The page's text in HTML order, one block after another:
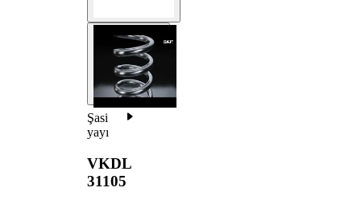
Şasi
yayı
VKDL
31105